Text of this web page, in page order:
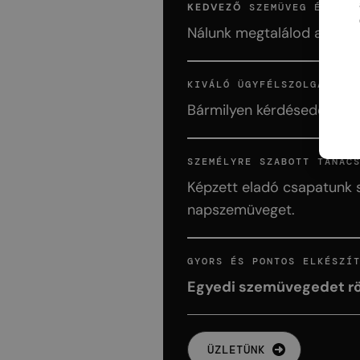
KEDVEZŐ SZEMÜVEG ÉS
Nálunk megtalálod a
KIVÁLÓ ÜGYFÉLSZOLGÁLAT
Bármilyen kérdéseddel
SZEMÉLYRE SZABOTT
Képzett eladó csapatunk
napszemüveget.
GYORS ÉS PONTOS
Egyedi szemüvegedet
ÜZLETÜNK